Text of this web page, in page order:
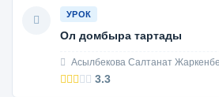
УРОК
Ол домбыра тартады
Асылбекова Салтанат
3.3